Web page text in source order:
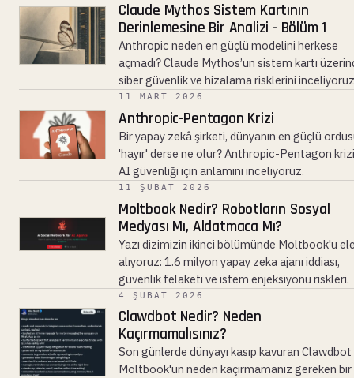
Claude Mythos Sistem Kartının
Derinlemesine Bir Analizi - Bölüm 1
Anthropic neden en güçlü modelini herkese
açmadı? Claude Mythos’un sistem kartı
siber güvenlik ve hizalama risklerini
11 MART 2026
Anthropic-Pentagon Krizi
Bir yapay zekâ şirketi, dünyanın en güçlü
'hayır' derse ne olur? Anthropic-Pentagon
AI güvenliği için anlamını inceliyoruz.
11 ŞUBAT 2026
Moltbook Nedir? Robotların Sosyal
Medyası Mı, Aldatmaca Mı?
Yazı dizimizin ikinci bölümünde Moltbook'u
alıyoruz: 1.6 milyon yapay zeka ajanı iddiası,
güvenlik felaketi ve istem enjeksiyonu riskleri.
4 ŞUBAT 2026
Clawdbot Nedir? Neden
Kaçırmamalısınız?
Son günlerde dünyayı kasıp kavuran Clawdbot
Moltbook'un neden kaçırmamanız gereken bir